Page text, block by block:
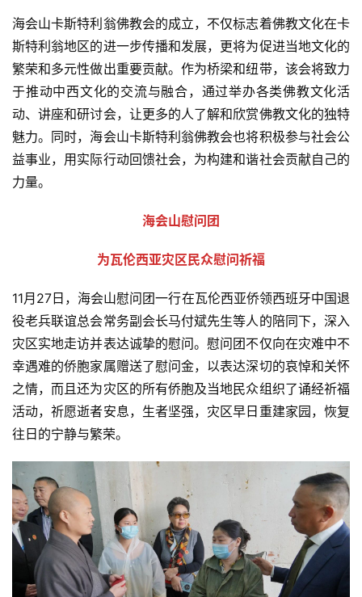
海会山卡斯特利翁佛教会的成立，不仅标志着佛教文化在卡
斯特利翁地区的进一步传播和发展，更将为促进当地文化的
繁荣和多元性做出重要贡献。作为桥梁和纽带，该会将致力
于推动中西文化的交流与融合，通过举办各类佛教文化活
动、讲座和研讨会，让更多的人了解和欣赏佛教文化的独特
魅力。同时，海会山卡斯特利翁佛教会也将积极参与社会公
益事业，用实际行动回馈社会，为构建和谐社会贡献自己的
力量。
海会山慰问团
为瓦伦西亚灾区民众慰问祈福
11月27日，海会山慰问团一行在瓦伦西亚侨领西班牙中国退
役老兵联谊总会常务副会长马付斌先生等人的陪同下，深入
灾区实地走访并表达诚挚的慰问。慰问团不仅向在灾难中不
幸遇难的侨胞家属赠送了慰问金，以表达深切的哀悼和关怀
之情，而且还为灾区的所有侨胞及当地民众组织了诵经祈福
活动，祈愿逝者安息，生者坚强，灾区早日重建家园，恢复
往日的宁静与繁荣。